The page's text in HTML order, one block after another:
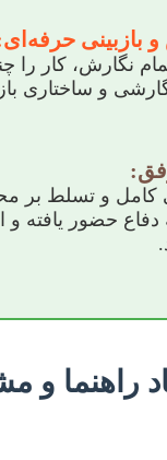
بازبینی
نگارش، کار را
و ساختاری
کامل و تسلط بر
حضور یافته و
راهنما و